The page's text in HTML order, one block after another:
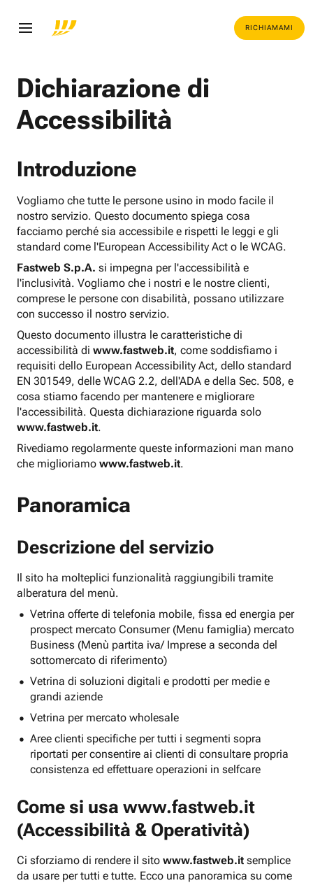
RICHIAMAMI
Dichiarazione di
Accessibilità
Introduzione
Vogliamo che tutte le persone usino in modo facile il
nostro servizio. Questo documento spiega cosa
facciamo perché sia accessibile e rispetti le leggi e gli
standard come l'European Accessibility Act o le WCAG.
Fastweb S.p.A. si impegna per l'accessibilità e
l'inclusività. Vogliamo che i nostri e le nostre clienti,
comprese le persone con disabilità, possano utilizzare
con successo il nostro servizio.
Questo documento illustra le caratteristiche di
accessibilità di www.fastweb.it, come soddisfiamo i
requisiti dello European Accessibility Act, dello standard
EN 301549, delle WCAG 2.2, dell'ADA e della Sec. 508, e
cosa stiamo facendo per mantenere e migliorare
l'accessibilità. Questa dichiarazione riguarda solo
www.fastweb.it.
Rivediamo regolarmente queste informazioni man mano
che miglioriamo www.fastweb.it.
Panoramica
Descrizione del servizio
Il sito ha molteplici funzionalità raggiungibili tramite
alberatura del menù.
Vetrina offerte di telefonia mobile, fissa ed energia per
prospect mercato Consumer (Menu famiglia) mercato
Business (Menù partita iva/ Imprese a seconda del
sottomercato di riferimento)
Vetrina di soluzioni digitali e prodotti per medie e
grandi aziende
Vetrina per mercato wholesale
Aree clienti specifiche per tutti i segmenti sopra
riportati per consentire ai clienti di consultare propria
consistenza ed effettuare operazioni in selfcare
Come si usa www.fastweb.it
(Accessibilità & Operatività)
Ci sforziamo di rendere il sito www.fastweb.it semplice
da usare per tutti e tutte. Ecco una panoramica su come